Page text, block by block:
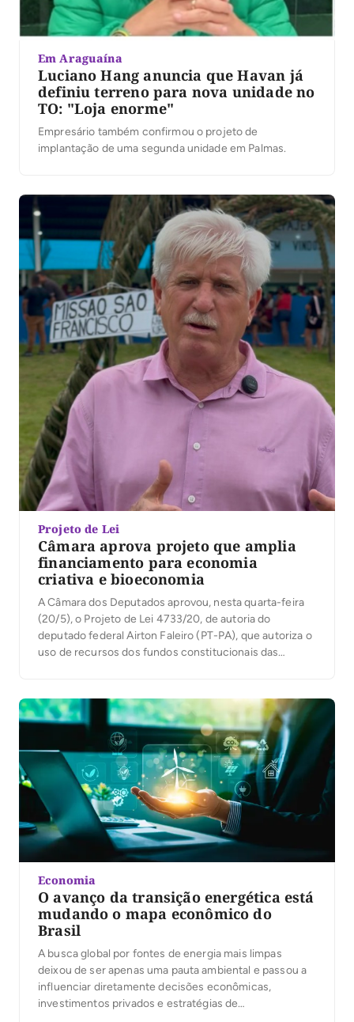
Em Araguaína
Luciano Hang anuncia que Havan já
definiu terreno para nova unidade no
TO: "Loja enorme"
Empresário também confirmou o projeto de
implantação de uma segunda unidade em Palmas.
Projeto de Lei
Câmara aprova projeto que amplia
financiamento para economia
criativa e bioeconomia
A Câmara dos Deputados aprovou, nesta quarta-feira
(20/5), o Projeto de Lei 4733/20, de autoria do
deputado federal Airton Faleiro (PT-PA), que autoriza o
uso de recursos dos fundos constitucionais das
e à bioeconomia. A proposta amplia as possibilidades
de investimento dos […]
Economia
O avanço da transição energética está
mudando o mapa econômico do
Brasil
A busca global por fontes de energia mais limpas
deixou de ser apenas uma pauta ambiental e passou a
influenciar diretamente decisões econômicas,
investimentos privados e estratégias de